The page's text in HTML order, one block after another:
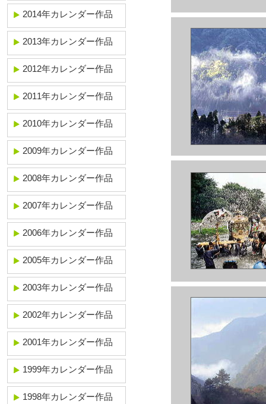
2014年カレンダー作品
2013年カレンダー作品
2012年カレンダー作品
2011年カレンダー作品
2010年カレンダー作品
2009年カレンダー作品
2008年カレンダー作品
2007年カレンダー作品
2006年カレンダー作品
2005年カレンダー作品
2003年カレンダー作品
2002年カレンダー作品
2001年カレンダー作品
1999年カレンダー作品
1998年カレンダー作品